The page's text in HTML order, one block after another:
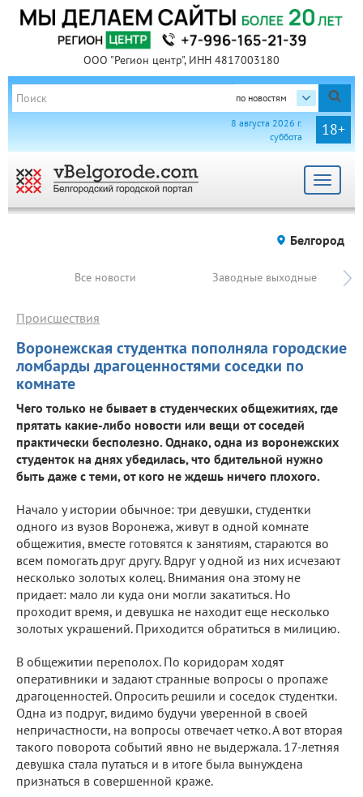
ООО "Регион центр", ИНН 4817003180
по новостям
18+
8 августа 2026 г.
суббота
Toggle
Белгород
Все новости Заводные выходные
Воронежская студентка пополняла городские
ломбарды драгоценностями соседки по
комнате
Происшествия
Чего только не бывает в студенческих общежитиях, где
прятать какие-либо новости или вещи от соседей
практически бесполезно. Однако, одна из воронежских
студенток на днях убедилась, что бдительной нужно
быть даже с теми, от кого не ждешь ничего плохого.
Начало у истории обычное: три девушки, студентки
одного из вузов Воронежа, живут в одной комнате
общежития, вместе готовятся к занятиям, стараются во
всем помогать друг другу. Вдруг у одной из них исчезают
несколько золотых колец. Внимания она этому не
придает: мало ли куда они могли закатиться. Но
проходит время, и девушка не находит еще несколько
золотых украшений. Приходится обратиться в милицию.
В общежитии переполох. По коридорам ходят
оперативники и задают странные вопросы о пропаже
драгоценностей. Опросить решили и соседок студентки.
Одна из подруг, видимо будучи уверенной в своей
непричастности, на вопросы отвечает четко. А вот вторая
такого поворота событий явно не выдержала. 17-летняя
девушка стала путаться и в итоге была вынуждена
признаться в совершенной краже.